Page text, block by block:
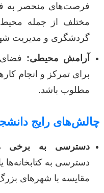
فرصت‌های منحصر به
مختلف از جمله محیط
گردشگری و مدیریت
آرامش محیطی: فضای
برای تمرکز و انجام
مطلوب باشد.
چالش‌های رایج
دسترسی به برخی
دسترسی به
مقایسه با شهرهای